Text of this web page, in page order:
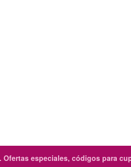
Ofertas especiales, códigos para